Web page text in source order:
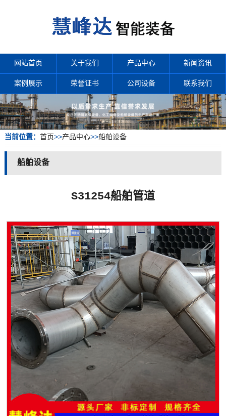
网站首页 关于我们 产品中心 新闻资讯
案例展示 荣誉证书 公司设备 联系我们
当前位置： 首页>>产品中心>>船舶设备
船舶设备
S31254船舶管道